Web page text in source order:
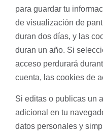
para guardar tu
de visualización de
duran dos días, y las
duran un año. Si
acceso perdurará
cuenta, las cookies de
Si editas o publicas un
adicional en tu
datos personales y